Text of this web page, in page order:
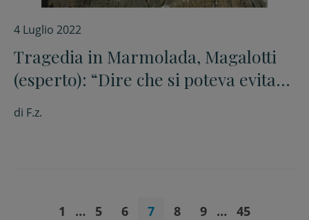
4 Luglio 2022
Tragedia in Marmolada, Magalotti
(esperto): “Dire che si poteva evitare
è una sciocchezza”
di F.z.
1 … 5 6 7 8 9 … 45